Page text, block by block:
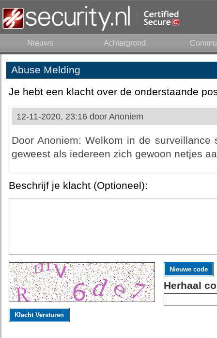
Nieuws Achtergrond
Abuse Melding
Je hebt een klacht over de onderstaande
12-11-2020, 23:16 door Anoniem
Door Anoniem: Welkom in de
geweest als iedereen zich gewoon netjes
Beschrijf je klacht (Optioneel):
Nieuwe code
Herhaal
Klacht Versturen